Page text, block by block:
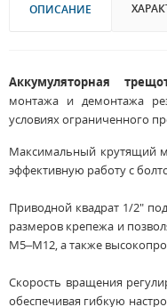
ОПИСАНИЕ
Аккумуляторная
монтажа и демонтажа
условиях ограниченного
Максимальный крутящий
эффективную работу с
Приводной квадрат 1/2"
размеров крепежа и
М5–М12, а также
Скорость вращения
обеспечивая гибкую